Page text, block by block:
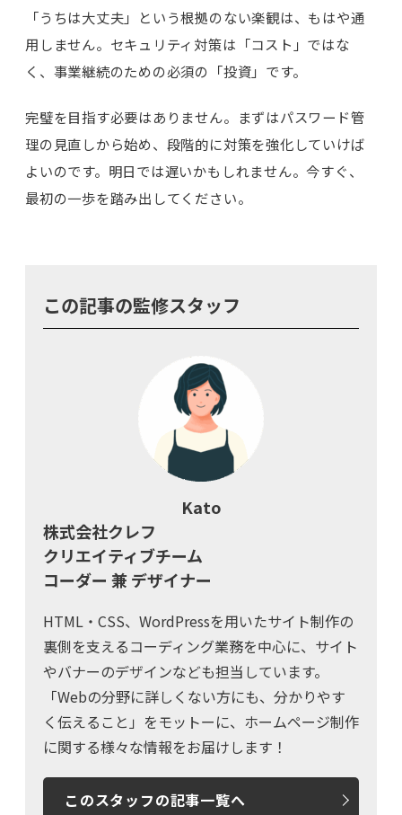
「うちは大丈夫」という根拠のない楽観は、もはや通
用しません。セキュリティ対策は「コスト」ではな
く、事業継続のための必須の「投資」です。
完璧を目指す必要はありません。まずはパスワード管
理の見直しから始め、段階的に対策を強化していけば
よいのです。明日では遅いかもしれません。今すぐ、
最初の一歩を踏み出してください。
この記事の監修スタッフ
Kato
株式会社クレフ
クリエイティブチーム
コーダー 兼 デザイナー
HTML・CSS、WordPressを用いたサイト制作の
裏側を支えるコーディング業務を中心に、サイト
やバナーのデザインなども担当しています。
「Webの分野に詳しくない方にも、分かりやす
く伝えること」をモットーに、ホームページ制作
に関する様々な情報をお届けします！
このスタッフの記事一覧へ